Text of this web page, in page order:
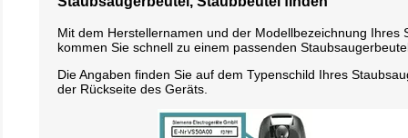
Mit dem Herstellernamen und der Modellbezeichnung Ihres
kommen Sie schnell zu einem passenden
Die Angaben finden Sie auf dem Typenschild Ihres
der Rückseite des Geräts.